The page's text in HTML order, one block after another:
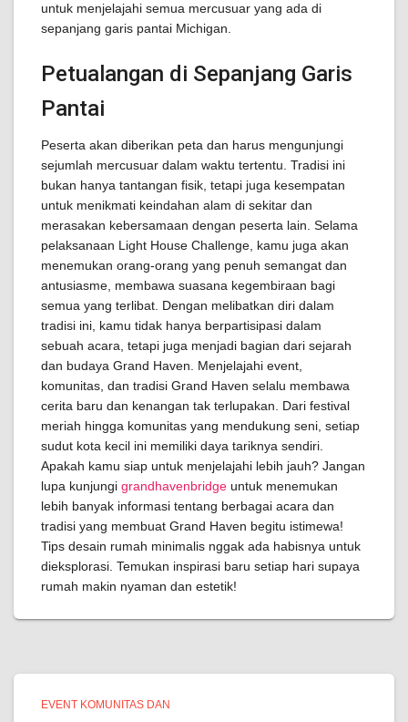
untuk menjelajahi semua mercusuar yang ada di
sepanjang garis pantai Michigan.
Petualangan di Sepanjang Garis
Pantai
Peserta akan diberikan peta dan harus mengunjungi
sejumlah mercusuar dalam waktu tertentu. Tradisi ini
bukan hanya tantangan fisik, tetapi juga kesempatan
untuk menikmati keindahan alam di sekitar dan
merasakan kebersamaan dengan peserta lain. Selama
pelaksanaan Light House Challenge, kamu juga akan
menemukan orang-orang yang penuh semangat dan
antusiasme, membawa suasana kegembiraan bagi
semua yang terlibat. Dengan melibatkan diri dalam
tradisi ini, kamu tidak hanya berpartisipasi dalam
sebuah acara, tetapi juga menjadi bagian dari sejarah
dan budaya Grand Haven. Menjelajahi event,
komunitas, dan tradisi Grand Haven selalu membawa
cerita baru dan kenangan tak terlupakan. Dari festival
meriah hingga komunitas yang mendukung seni, setiap
sudut kota kecil ini memiliki daya tariknya sendiri.
Apakah kamu siap untuk menjelajahi lebih jauh? Jangan
lupa kunjungi grandhavenbridge untuk menemukan
lebih banyak informasi tentang berbagai acara dan
tradisi yang membuat Grand Haven begitu istimewa!
Tips desain rumah minimalis nggak ada habisnya untuk
dieksplorasi. Temukan inspirasi baru setiap hari supaya
rumah makin nyaman dan estetik!
EVENT KOMUNITAS DAN